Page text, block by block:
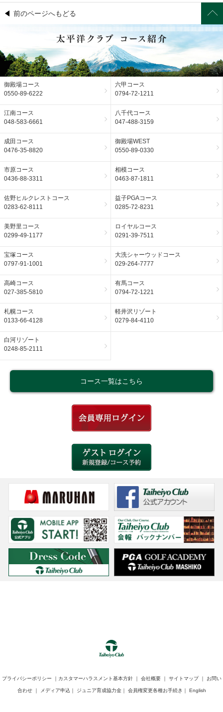
前のページへもどる
御殿場コース
0550-89-6222
六甲コース
0794-72-1211
江南コース
048-583-6661
八千代コース
047-488-3159
成田コース
0476-35-8820
御殿場WEST
0550-89-0330
市原コース
0436-88-3311
相模コース
0463-87-1811
佐野ヒルクレストコース
0283-62-8111
益子PGAコース
0285-72-8231
美野里コース
0299-49-1177
ロイヤルコース
0291-39-7511
宝塚コース
0797-91-1001
大洗シャーウッドコース
029-264-7777
高崎コース
027-385-5810
有馬コース
0794-72-1221
札幌コース
0133-66-4128
軽井沢リゾート
0279-84-4110
白河リゾート
0248-85-2111
コース一覧はこちら
プライバシーポリシー ｜ カスタマーハラスメント基本方針｜ 会社概要｜ サイトマップ｜ お問い
合わせ｜ メディア申込 ｜ ジュニア育成協力金｜ 会員権変更各種お手続き ｜ English